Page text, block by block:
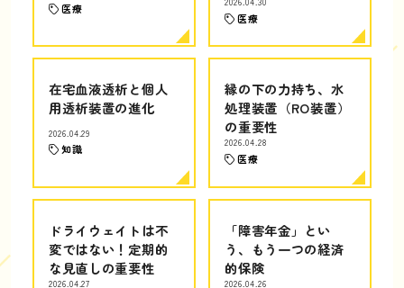
医療
医療
在宅血液透析と個人
用透析装置の進化
2026.04.29
知識
縁の下の力持ち、水
処理装置（RO装置）
の重要性
2026.04.28
医療
ドライウェイトは不
変ではない！定期的
な見直しの重要性
2026.04.27
「障害年金」とい
う、もう一つの経済
的保険
2026.04.26